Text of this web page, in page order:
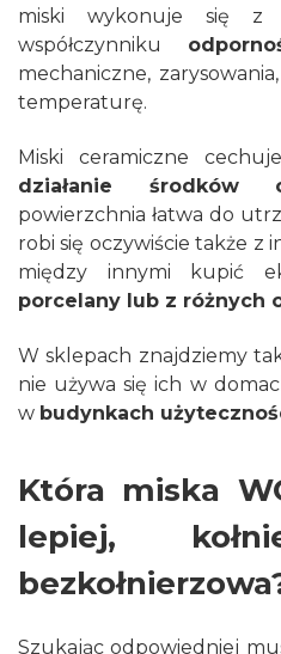
miski wykonuje się z
współczynniku
mechaniczne,
temperaturę.
Miski ceramiczne
działanie środków
powierzchnia łatwa do
robi się oczywiście także z
między innymi kupić
porcelany lub z różnych
W sklepach znajdziemy
nie używa się ich w
w budynkach
Która miska
lepiej,
Szukając odpowiedniej